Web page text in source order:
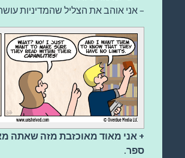
– אני אוהב את הצליל שהמדיניות
+ אני מאוד מאוכזבת מזה שאתה
ספר.